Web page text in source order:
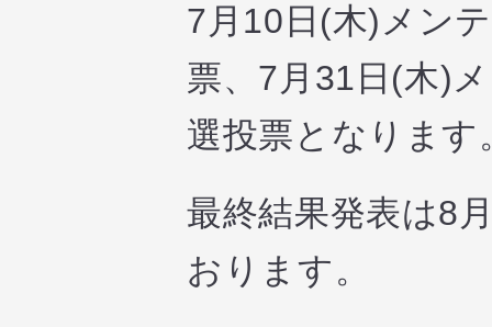
7月10日(木)メン
票、7月31日(木)
選投票となります
最終結果発表は8
おります。